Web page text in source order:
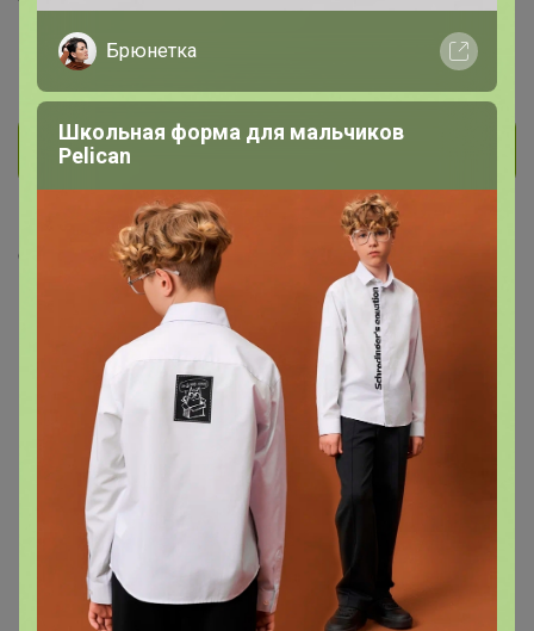
В клубе с 17 сентября 2013 г.
Личное сообщение
Скопировать ссылку
Медали 5
Номинировать на медаль
Брюнетка
Школьная форма для мальчиков
Pelican